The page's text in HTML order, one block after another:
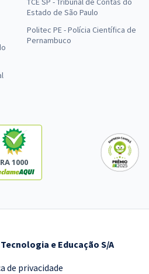
Estado de São Paulo
Politec PE - Polícia Científica de
Pernambuco
RA 1000
e Educação S/A
de privacidade